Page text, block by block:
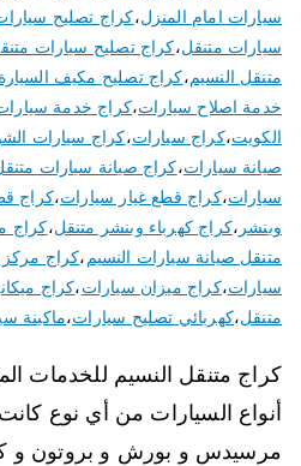
سيارات امام المنزل،كراج تصليح
سيارات متنقل،كراج تصليح سيارات
متنقل النسيم،كراج تصليح مكيف السيارة
خدمة اصلاح سيارات،كراج خدمة
الكويت،كراج سيارات،كراج سيارات
صيانة سيارات،كراج صيانة سيارات
سيارات،كراج قطع غيار سيارات،كراج
وبنشر ،كراج كهرباء وبنشر متنقل،كراج
متنقل صيانة سيارات النسيم،كراج
سيارات،كراج ميزان سيارات،كراج
متنقل،كهربائي تصليح سيارات،ماكينة
كراج متنقل النسيم للخدمات
أنواع السيارات من أي نوع
مرسيدس و بورش و بروتون و